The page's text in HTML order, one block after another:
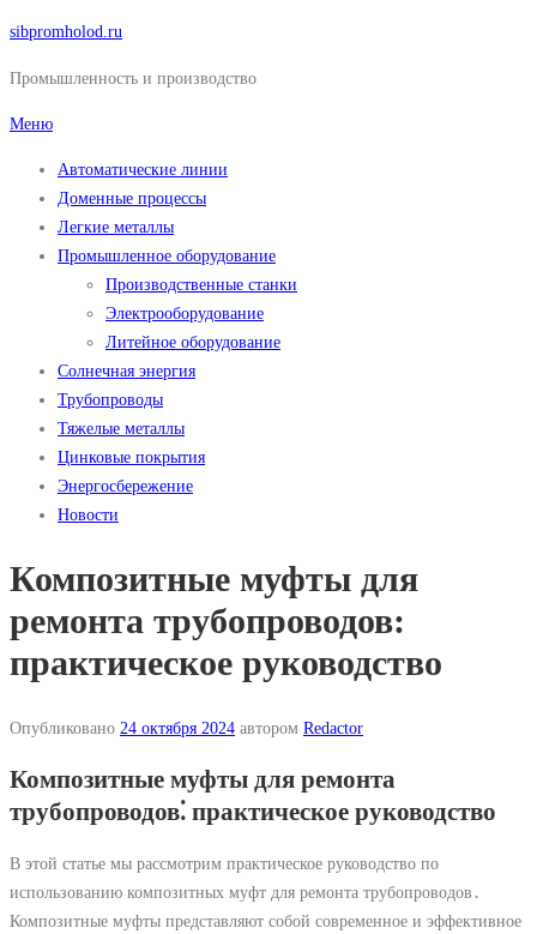
Перейти
содержимому
sibpromholod.ru
Промышленность и производство
Меню
Автоматические линии
Доменные процессы
Легкие металлы
Промышленное оборудование
Производственные станки
Электрооборудование
Литейное оборудование
Солнечная энергия
Трубопроводы
Тяжелые металлы
Цинковые покрытия
Энергосбережение
Новости
Композитные муфты для
ремонта трубопроводов:
практическое руководство
Опубликовано 24 октября 2024 автором Redactor
Композитные муфты для ремонта
трубопроводов⁚ практическое руководство
В этой статье мы рассмотрим практическое руководство по
использованию композитных муфт для ремонта трубопроводов․
Композитные муфты представляют собой современное и эффективное